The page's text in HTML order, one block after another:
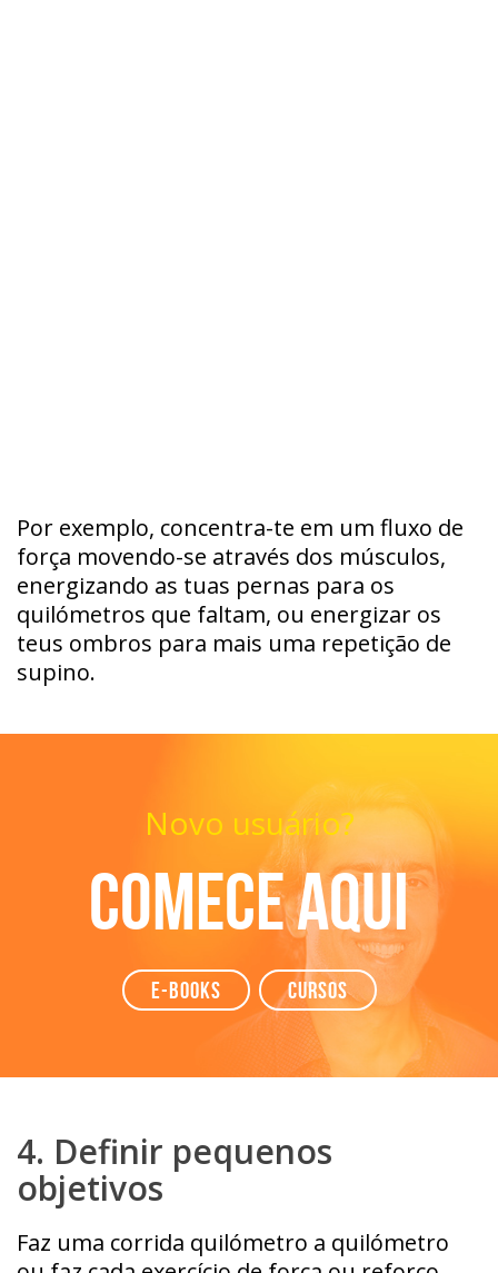
Por exemplo, concentra-te em um fluxo de
força movendo-se através dos músculos,
energizando as tuas pernas para os
quilómetros que faltam, ou energizar os
teus ombros para mais uma repetição de
supino.
Novo usuário?
Comece aqui
e-books Cursos
4. Definir pequenos
objetivos
Faz uma corrida quilómetro a quilómetro